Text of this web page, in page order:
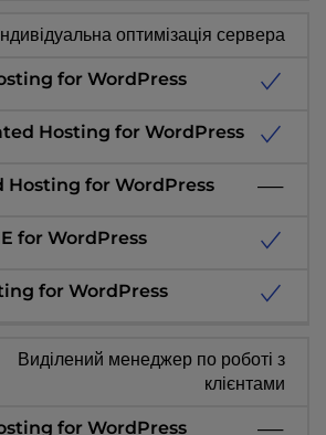
Індивідуальна оптимізація сервера
Виділений менеджер по роботі з
клієнтами